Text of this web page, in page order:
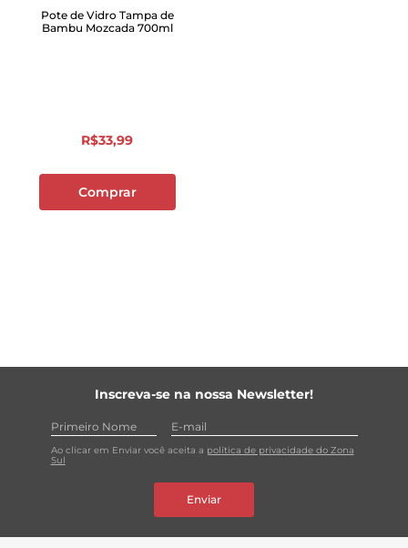
Pote de Vidro Tampa de
Bambu Mozcada 700ml
R$33,99
Comprar
Inscreva-se na nossa Newsletter!
Ao clicar em Enviar você aceita a política de privacidade do Zona
Sul
Enviar